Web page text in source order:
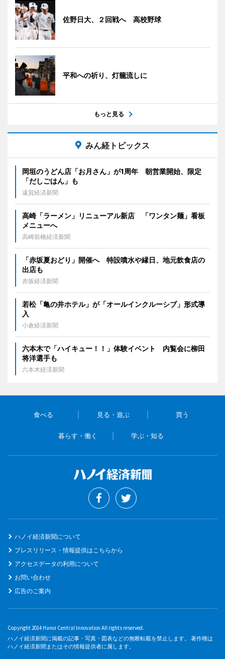
佐野日大、２回戦へ 高校野球
平和への祈り、灯籠流しに
もっと見る
みん経トピックス
岡垣のうどん店「お月さん」が1周年 朝営業開始、限定
「だしごはん」も
遠賀経済新聞
高崎「ラーメン」リニューアル新店 「ワンタン麺」看板
メニューへ
高崎前橋経済新聞
「赤坂夏おどり」開催へ 特設噴水や縁日、地元飲食店の
出店も
赤坂経済新聞
若松「亀の井ホテル」が「オールインクルーシブ」形式導
入
小倉経済新聞
六本木で「ハイキュー！！」体験イベント 内覧会に柳田
将洋選手も
六本木経済新聞
食べる 見る・遊ぶ 買う
暮らす・働く 学ぶ・知る
ハノイ経済新聞について
プレスリリース・情報提供はこちらから
アクセスデータの利用について
お問い合わせ
広告のご案内
Copyright 2014 Hanoi Central Innovation All rights reserved.
ハノイ経済新聞に掲載の記事・写真・図表などの無断転載を禁止します。 著作権は
ハノイ経済新聞またはその情報提供者に属します。